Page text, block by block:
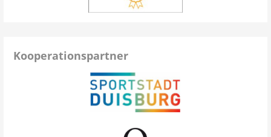
Kooperationspartner